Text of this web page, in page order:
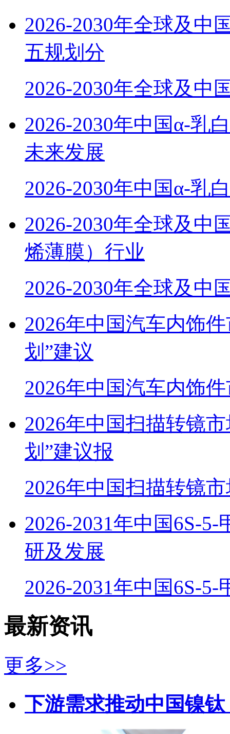
2026-2030年全球及中
五规划分
2026-2030年全球及中
2026-2030年中国α-乳
未来发展
2026-2030年中国α-乳
2026-2030年全球及中
烯薄膜）行业
2026-2030年全球及中
2026年中国汽车内饰
划”建议
2026年中国汽车内饰
2026年中国扫描转镜
划”建议报
2026年中国扫描转镜
2026-2031年中国6S-
研及发展
2026-2031年中国6S-5-
最新资讯
更多>>
下游需求推动中国镍